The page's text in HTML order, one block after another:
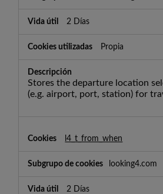
2 Días
Propia
Stores the departure location
(e.g. airport, port, station) for
l4_t_from_when
looking4.com
2 Días